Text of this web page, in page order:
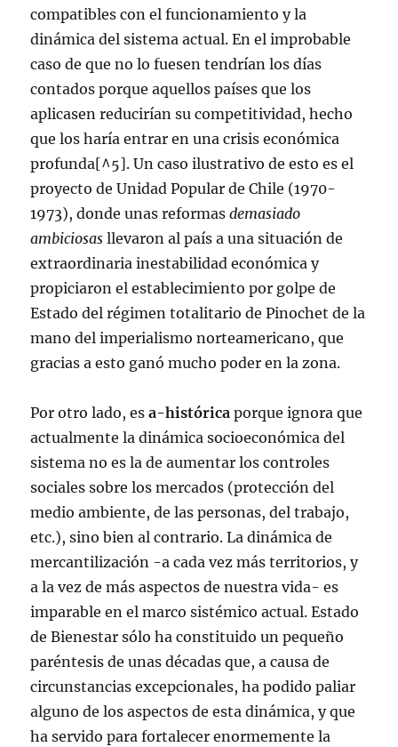
compatibles con el funcionamiento y la
dinámica del sistema actual. En el improbable
caso de que no lo fuesen tendrían los días
contados porque aquellos países que los
aplicasen reducirían su competitividad, hecho
que los haría entrar en una crisis económica
profunda[^5]. Un caso ilustrativo de esto es el
proyecto de Unidad Popular de Chile (1970-
1973), donde unas reformasdemasiado
ambiciosas llevaron al país a una situación de
extraordinaria inestabilidad económica y
propiciaron el establecimiento por golpe de
Estado del régimen totalitario de Pinochet de la
mano del imperialismo norteamericano, que
gracias a esto ganó mucho poder en la zona.
Por otro lado, esa-histórica porque ignora que
actualmente la dinámica socioeconómica del
sistema no es la de aumentar los controles
sociales sobre los mercados (protección del
medio ambiente, de las personas, del trabajo,
etc.), sino bien al contrario. La dinámica de
mercantilización -a cada vez más territorios, y
a la vez de más aspectos de nuestra vida- es
imparable en el marco sistémico actual. Estado
de Bienestar sólo ha constituido un pequeño
paréntesis de unas décadas que, a causa de
circunstancias excepcionales, ha podido paliar
alguno de los aspectos de esta dinámica, y que
ha servido para fortalecer enormemente la